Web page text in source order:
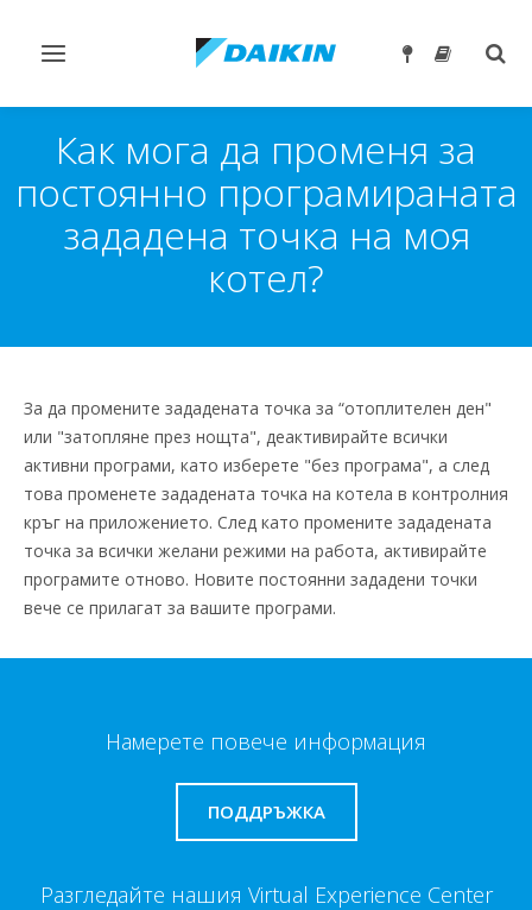
Превключване
навигация
Как мога да променя за
постоянно програмираната
зададена точка на моя
котел?
За да промените зададената точка за “отоплителен ден"
или "затопляне през нощта", деактивирайте всички
активни програми, като изберете "без програма", а след
това променете зададената точка на котела в контролния
кръг на приложението. След като промените зададената
точка за всички желани режими на работа, активирайте
програмите отново. Новите постоянни зададени точки
вече се прилагат за вашите програми.
Намерете повече информация
ПОДДРЪЖКА
Разгледайте нашия Virtual Experience Center